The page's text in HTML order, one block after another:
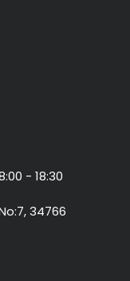
- 18:30
34766